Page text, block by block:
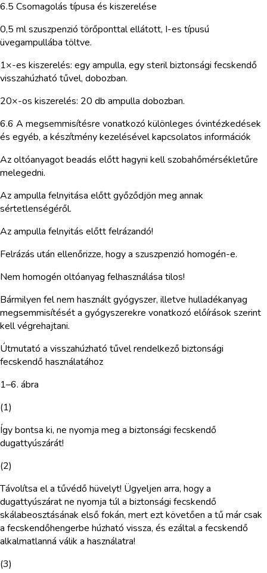
6.5 Csomagolás típusa és kiszerelése
0,5 ml szuszpenzió törőponttal ellátott, I-es típusú
üvegampullába töltve.
1×-es kiszerelés: egy ampulla, egy steril biztonsági fecskendő
visszahúzható tűvel, dobozban.
20×-os kiszerelés: 20 db ampulla dobozban.
6.6 A megsemmisítésre vonatkozó különleges óvintézkedések
és egyéb, a készítmény kezelésével kapcsolatos információk
Az oltóanyagot beadás előtt hagyni kell szobahőmérsékletűre
melegedni.
Az ampulla felnyitása előtt győződjön meg annak
sértetlenségéről.
Az ampulla felnyitás előtt felrázandó!
Felrázás után ellenőrizze, hogy a szuszpenzió homogén-e.
Nem homogén oltóanyag felhasználása tilos!
Bármilyen fel nem használt gyógyszer, illetve hulladékanyag
megsemmisítését a gyógyszerekre vonatkozó előírások szerint
kell végrehajtani.
Útmutató a visszahúzható tűvel rendelkező biztonsági
fecskendő használatához
1–6. ábra
(1)
Így bontsa ki, ne nyomja meg a biztonsági fecskendő
dugattyúszárát!
(2)
Távolítsa el a tűvédő hüvelyt! Ügyeljen arra, hogy a
dugattyúszárat ne nyomja túl a biztonsági fecskendő
skálabeosztásának első fokán, mert ezt követően a tű már csak
a fecskendőhengerbe húzható vissza, és ezáltal a fecskendő
alkalmatlanná válik a használatra!
(3)